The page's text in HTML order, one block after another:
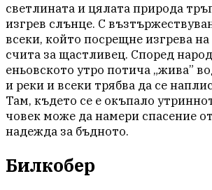
светлината и цялата природа
изгрев слънце. С
всеки, който посрещне изгрева
счита за щастливец. Според
еньовското утро потича „жива”
и реки и всеки трябва да се
Там, където се е окъпало
човек може да намери спасение
надежда за бъдното.
Билкобер